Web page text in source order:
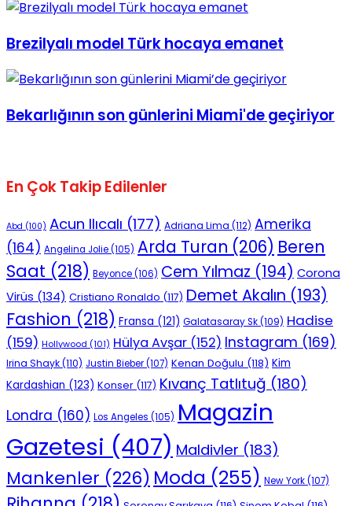
Brezilyalı model Türk hocaya emanet
Bekarlığının son günlerini Miami'de geçiriyor
En Çok Takip Edilenler
Abd (100) Acun Ilıcalı (177) Adriana Lima (112) Amerika
(164) Angelina Jolie(105) Arda Turan (206) Beren
Saat (218) Beyonce(106) Cem Yılmaz (194) Corona
Virüs (134) Cristiano Ronaldo (117) Demet Akalın (193)
Fashion (218) Fransa (121) Galatasaray Sk(109) Hadise
(159) Hollywood (101) Hülya Avşar (152) Instagram (169)
Irina Shayk(110) Justin Bieber(107) Kenan Doğulu (118) Kim
Kardashian (123) Konser (117) Kıvanç Tatlıtuğ (180)
Londra (160) Los Angeles (105) Magazin
Gazetesi (407) Maldivler (183)
Mankenler (226) Moda (255) New York(107)